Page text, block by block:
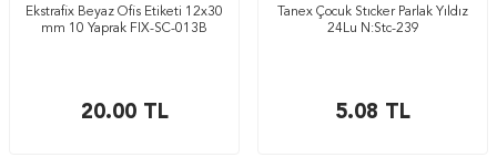
Ekstrafix Beyaz Ofis Etiketi 12x30
mm 10 Yaprak FIX-SC-013B
20.00TL
Tanex Çocuk Stıcker Parlak Yıldız
24Lu N:Stc-239
5.08 TL